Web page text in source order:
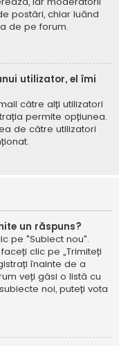
postări, chiar luând
de pe forum.
utilizator, el îmi
către alți utilizatori
permite opțiunea.
de către utilizatori
un răspuns?
pe "Subiect nou".
clic pe „Trimiteți
înainte de a
veți găsi o listă cu
noi, puteți vota